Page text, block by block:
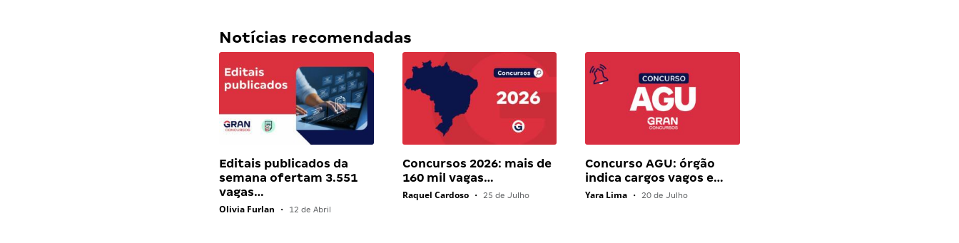
Notícias recomendadas
Editais publicados da
semana ofertam 3.551
vagas…
Olivia Furlan • 12 de Abril
Concursos 2026: mais de
160 mil vagas…
Raquel Cardoso • 25 de Julho
Concurso AGU: órgão
indica cargos vagos e…
Yara Lima • 20 de Julho